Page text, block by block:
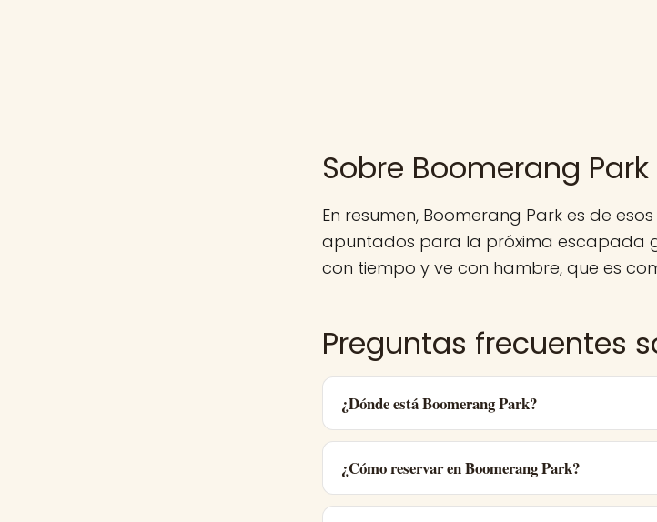
Sobre Boomerang Park
En resumen, Boomerang Park es de
apuntados para la próxima escapada
con tiempo y ve con hambre, que es
Preguntas frecuentes
¿Dónde está Boomerang Park?
¿Cómo reservar en Boomerang Park?